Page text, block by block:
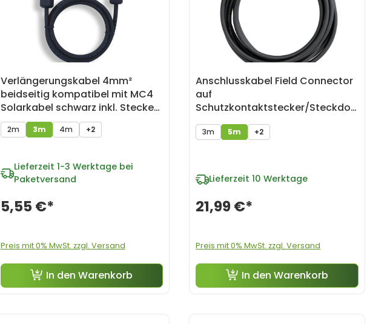
Verlängerungskabel 4mm²
beidseitig kompatibel mit MC4
Solarkabel schwarz inkl. Stecker
- 3m
2m 3m 4m +2
Lieferzeit 1-3 Werktage bei
Paketversand
5,55 €*
Preis mit 0% MwSt. zzgl. Versand
In den Warenkorb
Anschlusskabel Field Connector
auf
Schutzkontaktstecker/Steckdos
e Kabel - 5m
3m 5m +2
Lieferzeit 10 Werktage
21,99 €*
Preis mit 0% MwSt. zzgl. Versand
In den Warenkorb